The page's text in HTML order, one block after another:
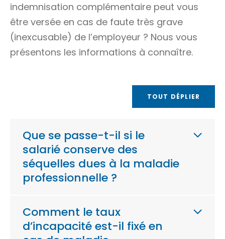
indemnisation complémentaire peut vous
être versée en cas de faute très grave
(inexcusable) de l’employeur ? Nous vous
présentons les informations à connaître.
TOUT DÉPLIER
Que se passe-t-il si le
salarié conserve des
séquelles dues à la maladie
professionnelle ?
Comment le taux
d’incapacité est-il fixé en